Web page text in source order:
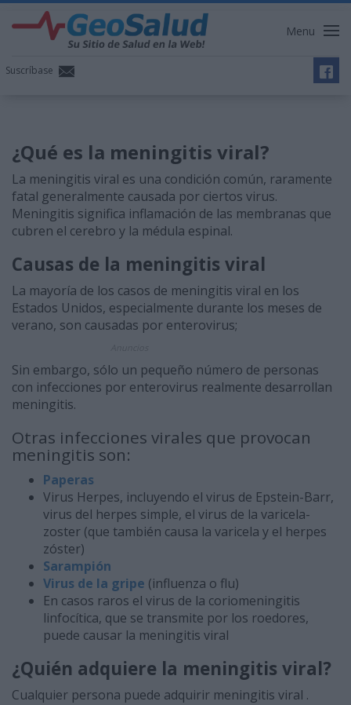
Menu
Suscríbase
¿Qué es la meningitis viral?
La meningitis viral es una condición común, raramente
fatal generalmente causada por ciertos virus.
Meningitis significa inflamación de las membranas que
cubren el cerebro y la médula espinal.
Causas de la meningitis viral
La mayoría de los casos de meningitis viral en los
Estados Unidos, especialmente durante los meses de
verano, son causadas por enterovirus;
Sin embargo, sólo un pequeño número de personas
con infecciones por enterovirus realmente desarrollan
meningitis.
Otras infecciones virales que provocan
meningitis son:
Paperas
Virus Herpes, incluyendo el virus de Epstein-Barr,
virus del herpes simple, el virus de la varicela-
zoster (que también causa la varicela y el herpes
zóster)
Sarampión
Virus de la gripe (influenza o flu)
En casos raros el virus de la coriomeningitis
linfocítica, que se transmite por los roedores,
puede causar la meningitis viral
¿Quién adquiere la meningitis viral?
Cualquier persona puede adquirir meningitis viral .